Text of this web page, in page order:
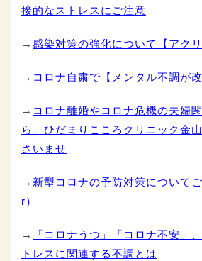
接的なストレスにご注意
→ 感染対策の強化について【アクリ
→ コロナ自粛で【メンタル不調が
→ コロナ離婚やコロナ危機の夫婦
ら、ひだまりこころクリニック金
さいませ
→ 新型コロナの予防対策について
r）
→
「コロナうつ」「コロナ不安」
トレスに関連する不調とは